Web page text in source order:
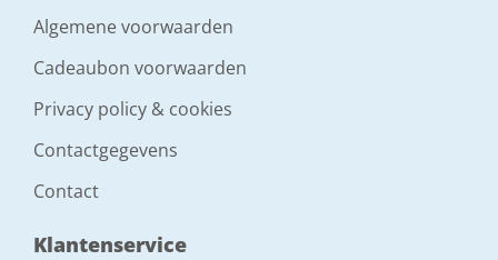
Algemene voorwaarden
Cadeaubon voorwaarden
Privacy policy & cookies
Contactgegevens
Contact
Klantenservice